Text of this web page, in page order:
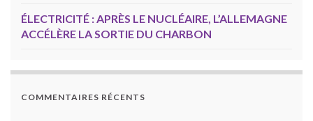
ÉLECTRICITÉ : APRÈS LE NUCLÉAIRE, L’ALLEMAGNE
ACCÉLÈRE LA SORTIE DU CHARBON
COMMENTAIRES RÉCENTS